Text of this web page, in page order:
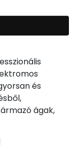
és
ágak,